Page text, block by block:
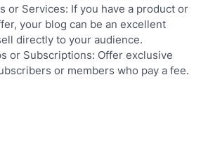
or Services: If you have a product or
your blog can be an excellent
directly to your audience.
or Subscriptions: Offer exclusive
or members who pay a fee.